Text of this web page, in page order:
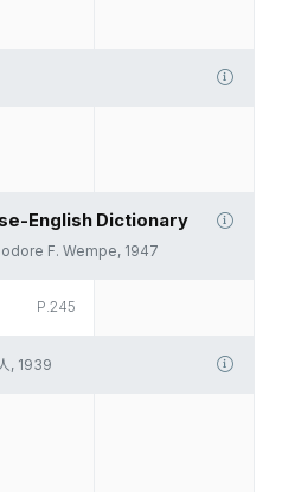
English Dictionary
F. Wempe, 1947
P.245
, 1939